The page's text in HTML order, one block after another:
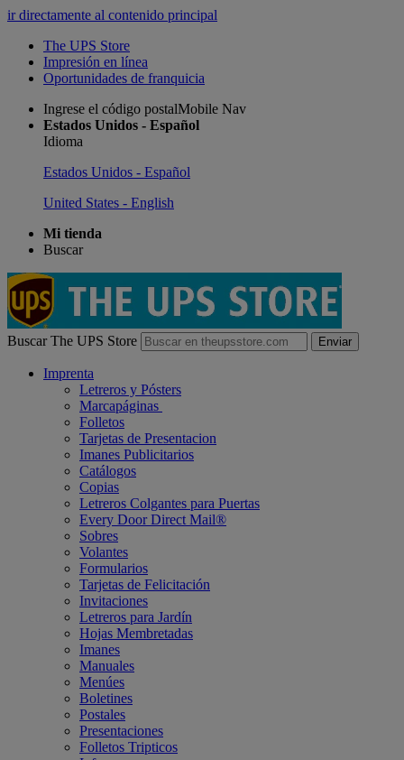
ir directamente al contenido principal
The UPS Store
Impresión en línea
Oportunidades de franquicia
Ingrese el código postalMobile Nav
Estados Unidos - Español
Idioma
Estados Unidos - Español
United States - English
Mi tienda
Buscar
Buscar The UPS Store Enviar
Imprenta
Letreros y Pósters
Marcapáginas
Folletos
Tarjetas de Presentacion
Imanes Publicitarios
Catálogos
Copias
Letreros Colgantes para Puertas
Every Door Direct Mail®
Sobres
Volantes
Formularios
Tarjetas de Felicitación
Invitaciones
Letreros para Jardín
Hojas Membretadas
Imanes
Manuales
Menúes
Boletines
Postales
Presentaciones
Folletos Tripticos